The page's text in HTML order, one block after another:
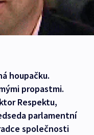
houpačku.
propastmi.
Respektu,
parlamentní
společnosti